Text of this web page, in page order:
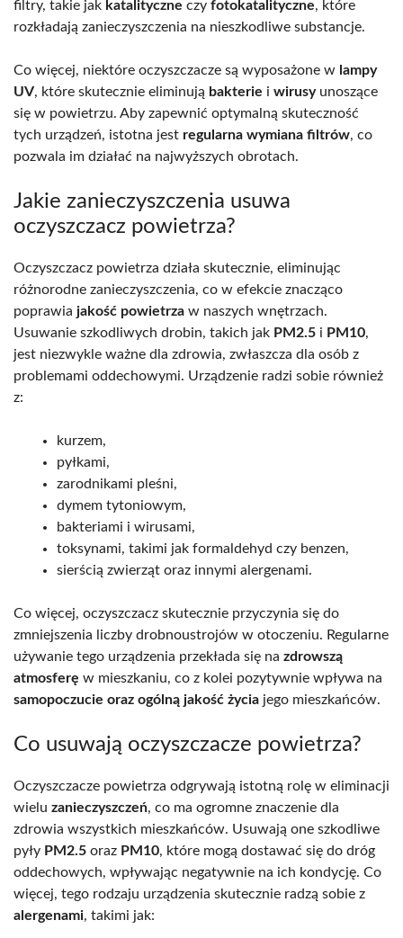
filtry, takie jak katalityczne czy fotokatalityczne, które
rozkładają zanieczyszczenia na nieszkodliwe substancje.
Co więcej, niektóre oczyszczacze są wyposażone w lampy
UV, które skutecznie eliminują bakterie i wirusyunoszące
się w powietrzu. Aby zapewnić optymalną skuteczność
tych urządzeń, istotna jest regularna wymiana filtrów, co
pozwala im działać na najwyższych obrotach.
Jakie zanieczyszczenia usuwa
oczyszczacz powietrza?
Oczyszczacz powietrza działa skutecznie, eliminując
różnorodne zanieczyszczenia, co w efekcie znacząco
poprawia jakość powietrza w naszych wnętrzach.
Usuwanie szkodliwych drobin, takich jak PM2.5 i PM10,
jest niezwykle ważne dla zdrowia, zwłaszcza dla osób z
problemami oddechowymi. Urządzenie radzi sobie również
z:
kurzem,
pyłkami,
zarodnikami pleśni,
dymem tytoniowym,
bakteriami i wirusami,
toksynami, takimi jak formaldehyd czy benzen,
sierścią zwierząt oraz innymi alergenami.
Co więcej, oczyszczacz skutecznie przyczynia się do
zmniejszenia liczby drobnoustrojów w otoczeniu. Regularne
używanie tego urządzenia przekłada się na zdrowszą
atmosferę w mieszkaniu, co z kolei pozytywnie wpływa na
samopoczucie oraz ogólną jakość życia jego mieszkańców.
Co usuwają oczyszczacze powietrza?
Oczyszczacze powietrza odgrywają istotną rolę w eliminacji
wielu zanieczyszczeń, co ma ogromne znaczenie dla
zdrowia wszystkich mieszkańców. Usuwają one szkodliwe
pyły PM2.5 oraz PM10, które mogą dostawać się do dróg
oddechowych, wpływając negatywnie na ich kondycję. Co
więcej, tego rodzaju urządzenia skutecznie radzą sobie z
alergenami, takimi jak: